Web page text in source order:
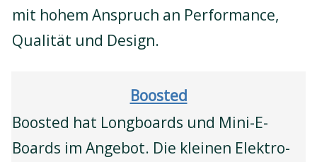
mit hohem Anspruch an Performance,
Qualität und Design.
Boosted
Boosted hat Longboards und Mini-E-
Boards im Angebot. Die kleinen Elektro-